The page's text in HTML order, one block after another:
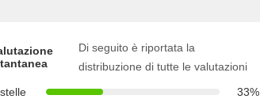
Di seguito è riportata la
distribuzione di tutte le valutazioni
33%